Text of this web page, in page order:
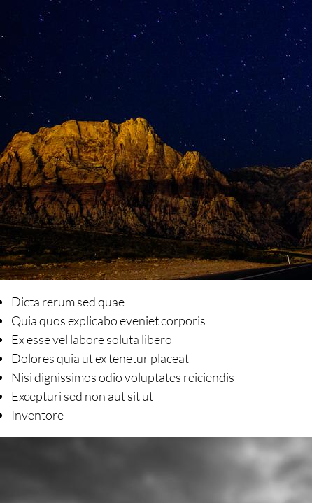
Dicta rerum sed quae
Quia quos explicabo eveniet corporis
Ex esse vel labore soluta libero
Dolores quia ut ex tenetur placeat
Nisi dignissimos odio voluptates reiciendis
Excepturi sed non aut sit ut
Inventore